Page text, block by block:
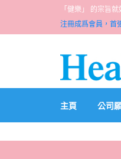
「健樂」 的宗旨
注冊成爲會員，首
主頁 公司